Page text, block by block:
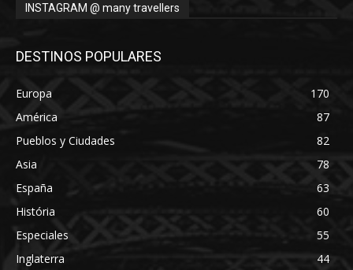
INSTAGRAM @ many travellers
DESTINOS POPULARES
Europa
170
América
87
Pueblos y Ciudades
82
Asia
78
España
63
História
60
Especiales
55
Inglaterra
44